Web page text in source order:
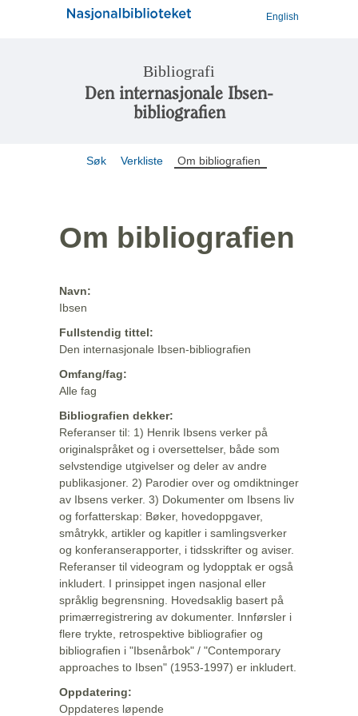
English
Bibliografi
Den internasjonale Ibsen-
bibliografien
Søk Verkliste Om bibliografien
Om bibliografien
Navn:
Ibsen
Fullstendig tittel:
Den internasjonale Ibsen-bibliografien
Omfang/fag:
Alle fag
Bibliografien dekker:
Referanser til: 1) Henrik Ibsens verker på
originalspråket og i oversettelser, både som
selvstendige utgivelser og deler av andre
publikasjoner. 2) Parodier over og omdiktninger
av Ibsens verker. 3) Dokumenter om Ibsens liv
og forfatterskap: Bøker, hovedoppgaver,
småtrykk, artikler og kapitler i samlingsverker
og konferanserapporter, i tidsskrifter og aviser.
Referanser til videogram og lydopptak er også
inkludert. I prinsippet ingen nasjonal eller
språklig begrensning. Hovedsaklig basert på
primærregistrering av dokumenter. Innførsler i
flere trykte, retrospektive bibliografier og
bibliografien i "Ibsenårbok" / "Contemporary
approaches to Ibsen" (1953-1997) er inkludert.
Oppdatering:
Oppdateres løpende